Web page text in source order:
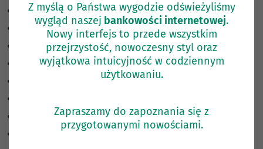
Monochromatyczny
Ciemny kontrast
Jasny kontrast
Niskie nasycenie
Zaznacz nagłówki
Z myślą o Państwa wygodzie odświeżyliśmy
wygląd naszej bankowości internetowej.
Nowy interfejs to przede wszystkim
przejrzystość, nowoczesny styl oraz
wyjątkowa intuicyjność w codziennym
użytkowaniu.
Zapraszamy do zapoznania się z
przygotowanymi nowościami.